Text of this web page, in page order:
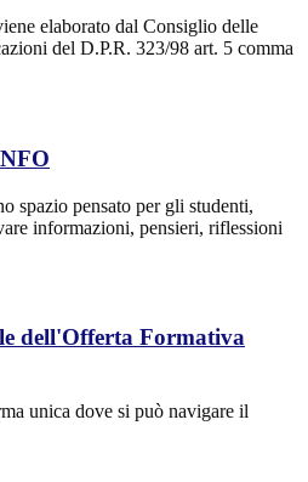
elaborato dal Consiglio delle
del D.P.R. 323/98 art. 5 comma
spazio pensato per gli studenti,
informazioni, pensieri, riflessioni
dell'Offerta Formativa
unica dove si può navigare il